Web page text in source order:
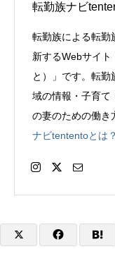
転勤族ナビ
転勤族による転勤
新するWebサイ
と）」です。転
域の情報・子育て
の妻のための働き
ナビtententoとは？